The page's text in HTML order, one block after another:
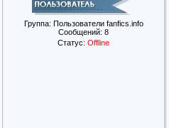
Группа: Пользователи fanfics.info
Сообщений: 8
Статус: Offline